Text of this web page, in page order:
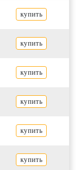
купить
купить
купить
купить
купить
купить